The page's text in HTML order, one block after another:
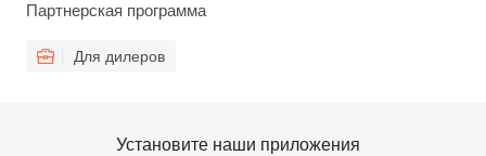
Партнерская программа
Для дилеров
Установите наши приложения